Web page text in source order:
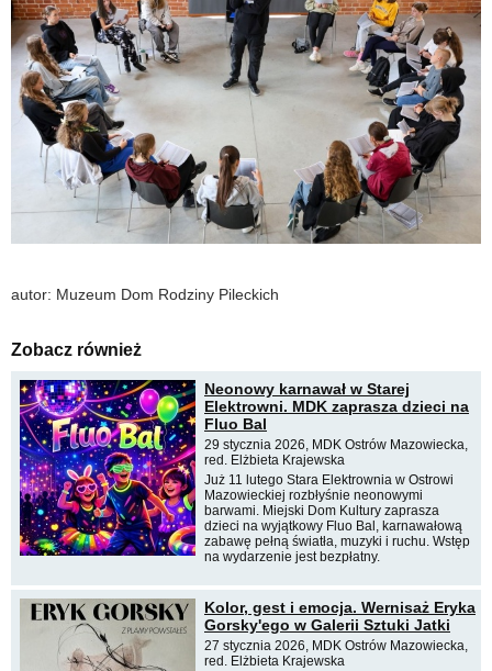
autor: Muzeum Dom Rodziny Pileckich
Zobacz również
Neonowy karnawał w Starej
Elektrowni. MDK zaprasza dzieci na
Fluo Bal
29 stycznia 2026, MDK Ostrów Mazowiecka,
red. Elżbieta Krajewska
Już 11 lutego Stara Elektrownia w Ostrowi
Mazowieckiej rozbłyśnie neonowymi
barwami. Miejski Dom Kultury zaprasza
dzieci na wyjątkowy Fluo Bal, karnawałową
zabawę pełną światła, muzyki i ruchu. Wstęp
na wydarzenie jest bezpłatny.
Kolor, gest i emocja. Wernisaż Eryka
Gorsky'ego w Galerii Sztuki Jatki
27 stycznia 2026, MDK Ostrów Mazowiecka,
red. Elżbieta Krajewska